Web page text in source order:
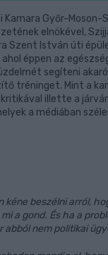
Kamara Győr-Moson-
elnökével,
Szent István úti
éppen az
segíteni
tréninget. Mint a
kritikával illette a
a médiában
kéne beszélni arról,
a gond. És ha a
abból nem politikai